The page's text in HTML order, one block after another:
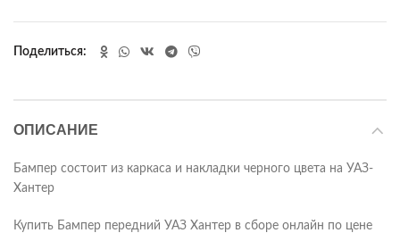
Поделиться
ОПИСАНИЕ
Бампер состоит из каркаса и накладки черного цвета на УАЗ-
Хантер
Купить Бампер передний УАЗ Хантер в сборе онлайн по цене